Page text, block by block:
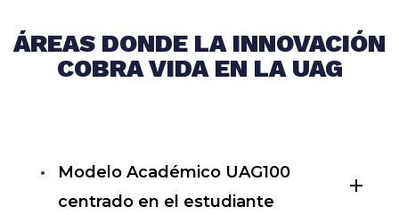
ÁREAS DONDE LA INNOVACIÓN
COBRA VIDA EN LA UAG
Modelo Académico UAG100
centrado en el estudiante
add